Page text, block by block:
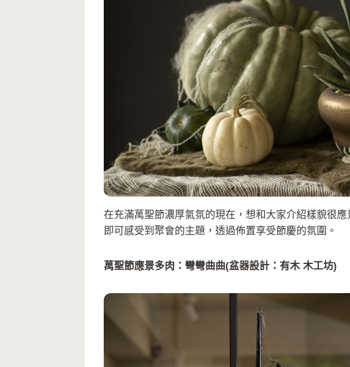
在充滿萬聖節濃厚氣氛的現在，想和大家介紹樣貌很
即可感受到聚會的主題，透過佈置享受節慶的氛圍。
萬聖節應景多肉：彎彎曲曲(盆器設計：有木 木工坊)